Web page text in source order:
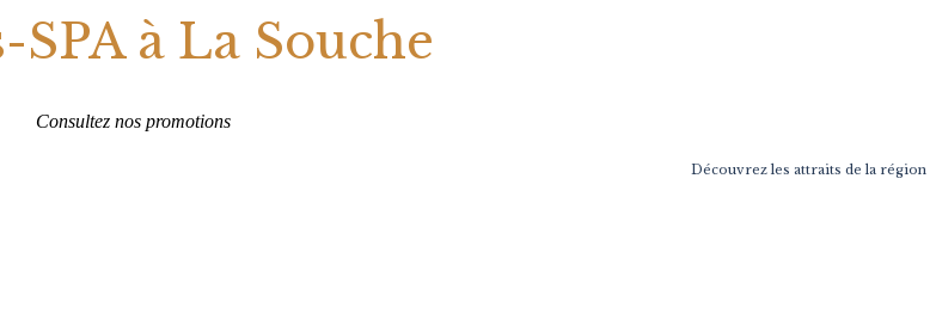
SPA à La Souche
Consultez nos promotions
Découvrez les attraits de la région